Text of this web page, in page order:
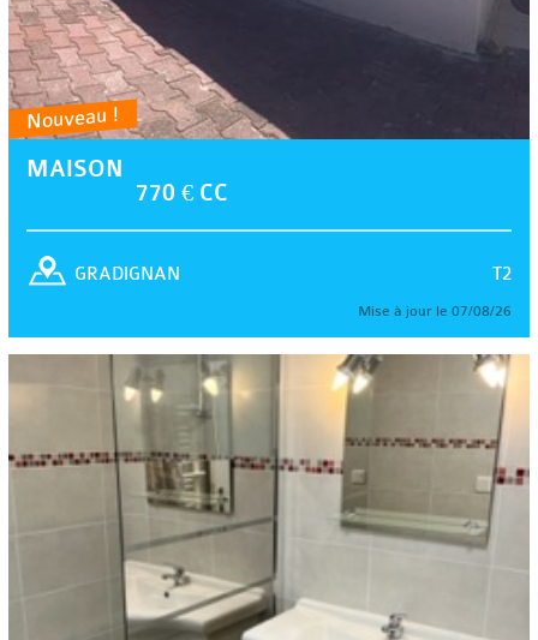
Nouveau !
MAISON
770 € CC
T2
GRADIGNAN
Mise à jour le 07/08/26